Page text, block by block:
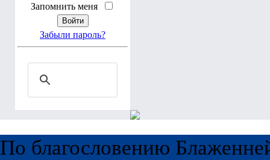
Запомнить меня
Забыли пароль?
По благословению